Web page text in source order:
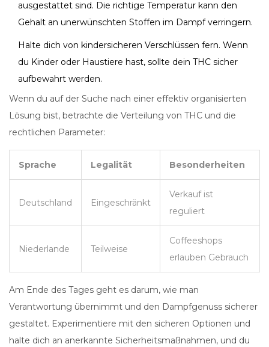
ausgestattet sind. Die richtige Temperatur kann den
Gehalt an unerwünschten Stoffen im Dampf verringern.
Halte dich von kindersicheren Verschlüssen fern. Wenn
du Kinder oder Haustiere hast, sollte dein THC sicher
aufbewahrt werden.
Wenn du auf der Suche nach einer effektiv organisierten
Lösung bist, betrachte die Verteilung von THC und die
rechtlichen Parameter:
Sprache Legalität Besonderheiten
Deutschland Eingeschränkt
Verkauf ist
reguliert
Niederlande Teilweise
Coffeeshops
erlauben Gebrauch
Am Ende des Tages geht es darum, wie man
Verantwortung übernimmt und den Dampfgenuss sicherer
gestaltet. Experimentiere mit den sicheren Optionen und
halte dich an anerkannte Sicherheitsmaßnahmen, und du